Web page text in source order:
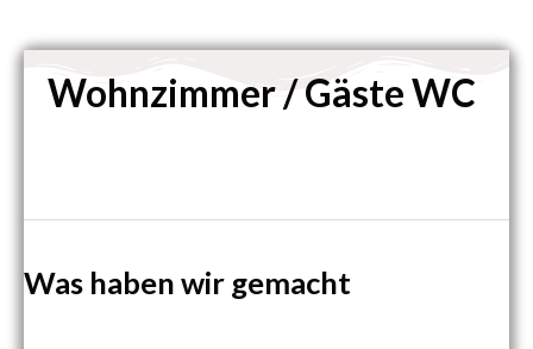
Wohnzimmer / Gäste WC
Was haben wir gemacht